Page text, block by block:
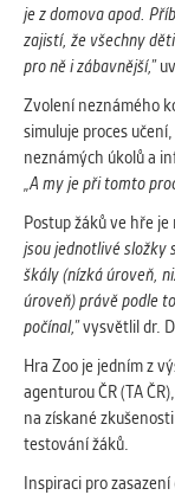
je z domova apod.
zajistí, že všechny
pro ně i zábavnější,”
Zvolení neznámého
simuluje proces
neznámých úkolů a
„A my je při tomto
Postup žáků ve hře
jsou jednotlivé složky
škály (nízká úroveň,
úroveň) právě podle
počínal,”vysvětlil dr.
Hra Zoo je jedním z
agenturou ČR (TA
na získané
testování žáků.
Inspiraci pro